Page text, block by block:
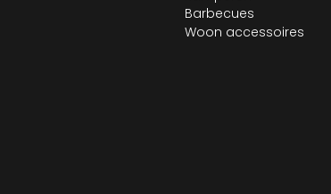
Barbecues
Woon accessoires